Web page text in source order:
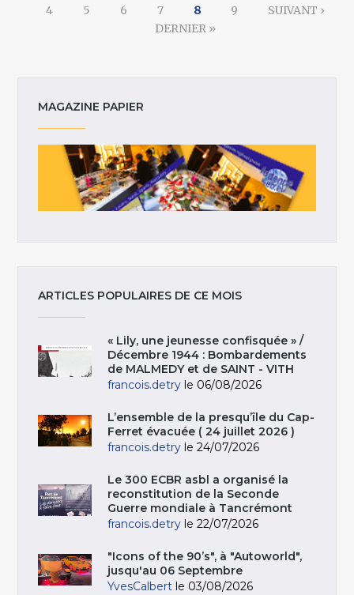
4
5 6 7 8 9
SUIVANT ›
DERNIER »
MAGAZINE PAPIER
ARTICLES POPULAIRES DE CE MOIS
« Lily, une jeunesse confisquée » /
Décembre 1944 : Bombardements
de MALMEDY et de SAINT - VITH
francois.detry le 06/08/2026
L’ensemble de la presqu’île du Cap-
Ferret évacuée ( 24 juillet 2026 )
francois.detry le 24/07/2026
Le 300 ECBR asbl a organisé la
reconstitution de la Seconde
Guerre mondiale à Tancrémont
francois.detry le 22/07/2026
"Icons of the 90’s", à "Autoworld",
jusqu'au 06 Septembre
YvesCalbert le 03/08/2026